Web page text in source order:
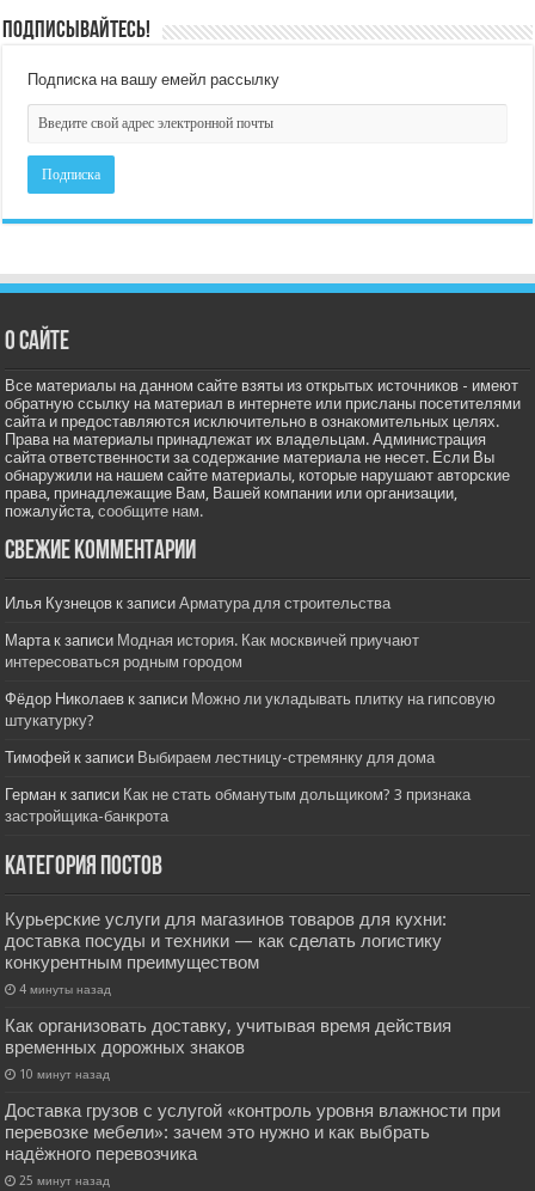
Подписывайтесь!
Подписка на вашу емейл рассылку
О сайте
Все материалы на данном сайте взяты из открытых источников - имеют
обратную ссылку на материал в интернете или присланы посетителями
сайта и предоставляются исключительно в ознакомительных целях.
Права на материалы принадлежат их владельцам. Администрация
сайта ответственности за содержание материала не несет. Если Вы
обнаружили на нашем сайте материалы, которые нарушают авторские
права, принадлежащие Вам, Вашей компании или организации,
пожалуйста,сообщите нам.
Свежие комментарии
Илья Кузнецов к записиАрматура для строительства
Мартак записи Модная история. Как москвичей приучают
интересоваться родным городом
Фёдор Николаев к записи Можно ли укладывать плитку на гипсовую
штукатурку?
Тимофей к записи Выбираем лестницу-стремянку для дома
Герман к записи Как не стать обманутым дольщиком? 3 признака
застройщика-банкрота
Категория постов
Курьерские услуги для магазинов товаров для кухни:
доставка посуды и техники — как сделать логистику
конкурентным преимуществом
4 минуты назад
Как организовать доставку, учитывая время действия
временных дорожных знаков
10 минут назад
Доставка грузов с услугой «контроль уровня влажности при
перевозке мебели»: зачем это нужно и как выбрать
надёжного перевозчика
25 минут назад